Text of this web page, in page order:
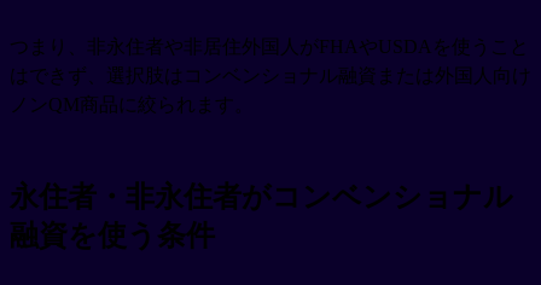
つまり、非永住者や非居住外国人がFHAやUSDAを使うこと
はできず、選択肢はコンベンショナル融資または外国人向け
ノンQM商品に絞られます。
永住者・非永住者がコンベンショナル
融資を使う条件